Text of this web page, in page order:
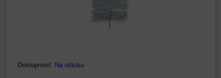
Dostupnosť: Na otázku